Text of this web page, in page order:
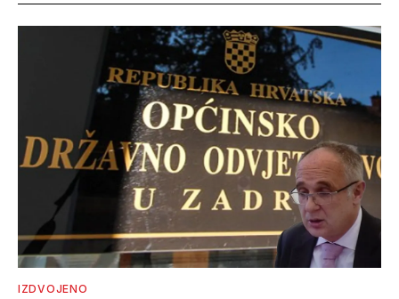
IZDVOJENO